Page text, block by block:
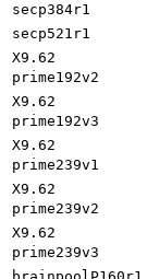
secp384r1
secp521r1
X9.62
prime192v2
X9.62
prime192v3
X9.62
prime239v1
X9.62
prime239v2
X9.62
prime239v3